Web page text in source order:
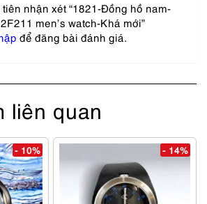
nhận xét “1821-Đồng hồ nam-
men’s watch-Khá mới”
để đăng bài đánh giá.
liên quan
- 10% - 14%